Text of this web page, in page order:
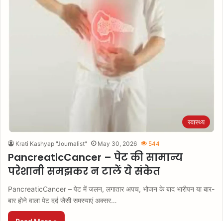
स्वास्थ्य
Krati Kashyap "Journalist" May 30, 2026 544
PancreaticCancer – पेट की सामान्य
परेशानी समझकर न टालें ये संकेत
PancreaticCancer – पेट में जलन, लगातार अपच, भोजन के बाद भारीपन या बार-
बार होने वाला पेट दर्द जैसी समस्याएं अक्सर…